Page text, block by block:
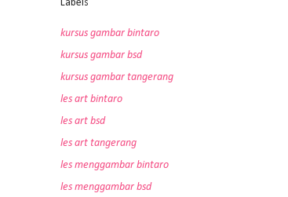
Labels
kursus gambar bintaro
kursus gambar bsd
kursus gambar tangerang
les art bintaro
les art bsd
les art tangerang
les menggambar bintaro
les menggambar bsd